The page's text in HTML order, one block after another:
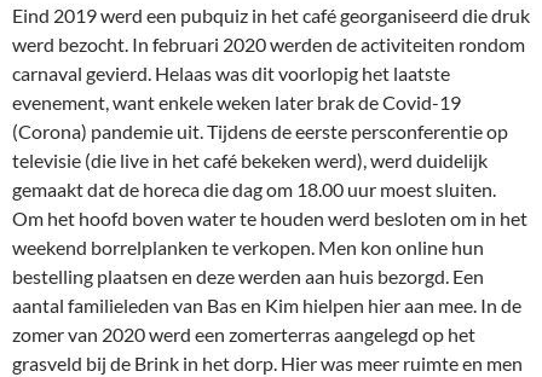
Eind 2019 werd een pubquiz in het café georganiseerd die druk
werd bezocht. In februari 2020 werden de activiteiten rondom
carnaval gevierd. Helaas was dit voorlopig het laatste
evenement, want enkele weken later brak de Covid-19
(Corona) pandemie uit. Tijdens de eerste persconferentie op
televisie (die live in het café bekeken werd), werd duidelijk
gemaakt dat de horeca die dag om 18.00 uur moest sluiten.
Om het hoofd boven water te houden werd besloten om in het
weekend borrelplanken te verkopen. Men kon online hun
bestelling plaatsen en deze werden aan huis bezorgd. Een
aantal familieleden van Bas en Kim hielpen hier aan mee. In de
zomer van 2020 werd een zomerterras aangelegd op het
grasveld bij de Brink in het dorp. Hier was meer ruimte en men